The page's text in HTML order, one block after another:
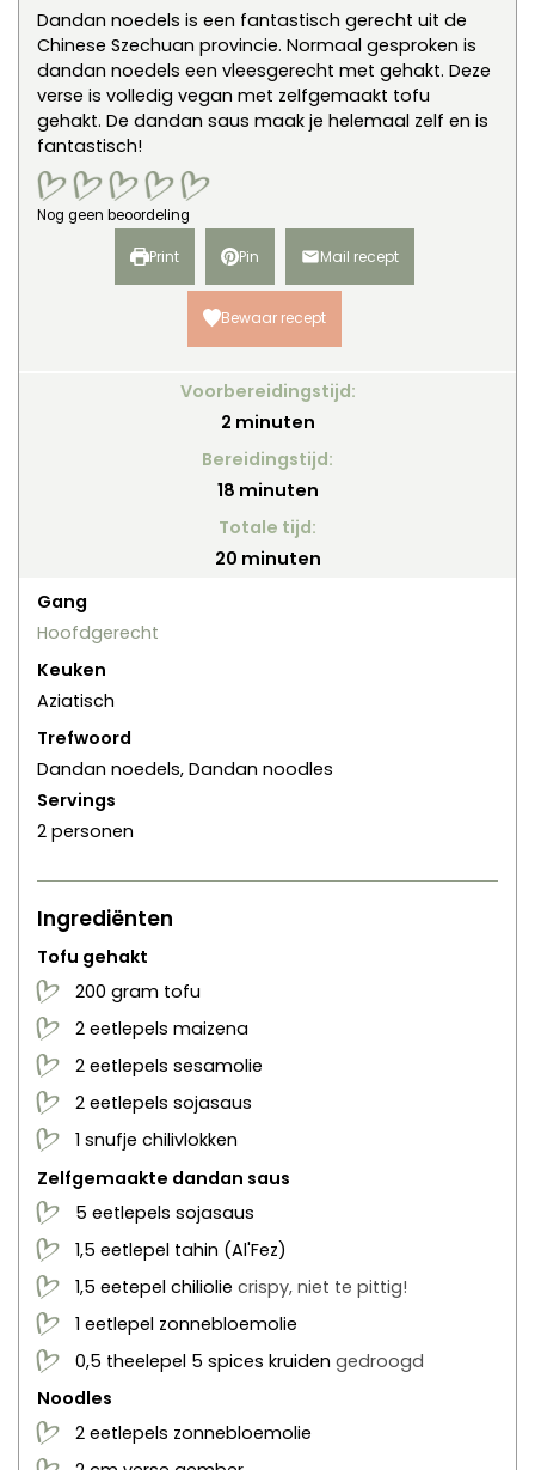
Dandan noedels is een fantastisch gerecht uit de
Chinese Szechuan provincie. Normaal gesproken is
dandan noedels een vleesgerecht met gehakt. Deze
verse is volledig vegan met zelfgemaakt tofu
gehakt. De dandan saus maak je helemaal zelf en is
fantastisch!
Nog geen beoordeling
Print Pin Mail recept
Bewaar recept
Voorbereidingstijd:
2minuten
minuten
Bereidingstijd:
18minuten
minuten
Totale tijd:
20minuten
minuten
Gang
Hoofdgerecht
Keuken
Aziatisch
Trefwoord
Dandan noedels, Dandan noodles
Servings
2 personen
Ingrediënten
Tofu gehakt
200 gram tofu
2 eetlepels maizena
2 eetlepels sesamolie
2 eetlepels sojasaus
1 snufje chilivlokken
Zelfgemaakte dandan saus
5 eetlepels sojasaus
1,5 eetlepel tahin (Al'Fez)
1,5 eetepel chiliolie crispy, niet te pittig!
1 eetlepel zonnebloemolie
0,5 theelepel 5 spices kruiden gedroogd
Noodles
2 eetlepels zonnebloemolie